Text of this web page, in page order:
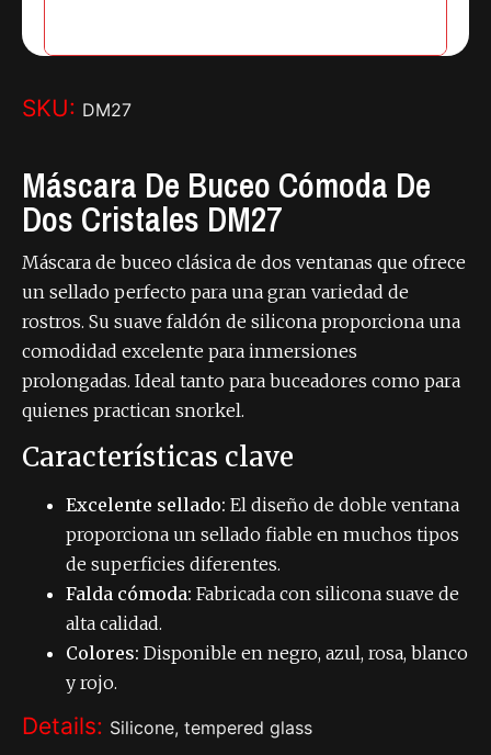
SKU: DM27
Máscara De Buceo Cómoda De
Dos Cristales DM27
Máscara de buceo clásica de dos ventanas que ofrece
un sellado perfecto para una gran variedad de
rostros. Su suave faldón de silicona proporciona una
comodidad excelente para inmersiones
prolongadas. Ideal tanto para buceadores como para
quienes practican snorkel.
Características clave
Excelente sellado: El diseño de doble ventana
proporciona un sellado fiable en muchos tipos
de superficies diferentes.
Falda cómoda: Fabricada con silicona suave de
alta calidad.
Colores: Disponible en negro, azul, rosa, blanco
y rojo.
Details: Silicone, tempered glass